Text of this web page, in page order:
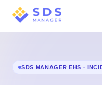
SDS MANAGER EHS ·